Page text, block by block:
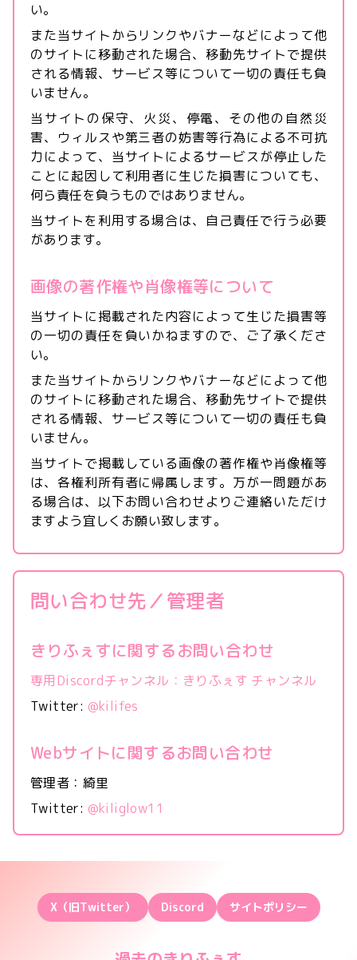
い。
また当サイトからリンクやバナーなどによって他
のサイトに移動された場合、移動先サイトで提供
される情報、サービス等について一切の責任も負
いません。
当サイトの保守、火災、停電、その他の自然災
害、ウィルスや第三者の妨害等行為による不可抗
力によって、当サイトによるサービスが停止した
ことに起因して利用者に生じた損害についても、
何ら責任を負うものではありません。
当サイトを利用する場合は、自己責任で行う必要
があります。
画像の著作権や肖像権等について
当サイトに掲載された内容によって生じた損害等
の一切の責任を負いかねますので、ご了承くださ
い。
また当サイトからリンクやバナーなどによって他
のサイトに移動された場合、移動先サイトで提供
される情報、サービス等について一切の責任も負
いません。
当サイトで掲載している画像の著作権や肖像権等
は、各権利所有者に帰属します。万が一問題があ
る場合は、以下お問い合わせよりご連絡いただけ
ますよう宜しくお願い致します。
問い合わせ先／管理者
きりふぇすに関するお問い合わせ
専用Discordチャンネル：きりふぇす チャンネル
Twitter: @kilifes
Webサイトに関するお問い合わせ
管理者：綺里
Twitter: @kiliglow11
X（旧Twitter） Discord サイトポリシー